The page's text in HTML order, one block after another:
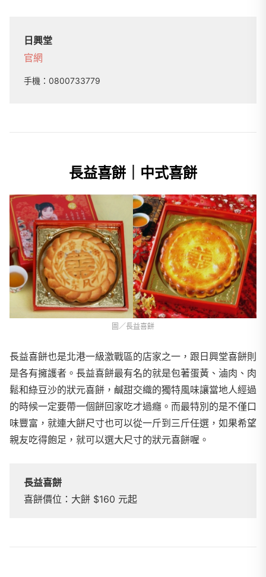
日興堂
官網
手機： 0800733779
長益喜餅｜中式喜餅
圖／長益喜餅
長益喜餅也是北港一級激戰區的店家之一，跟日興堂喜餅則
是各有擁護者。長益喜餅最有名的就是包著蛋黃、滷肉、肉
鬆和綠豆沙的狀元喜餅，鹹甜交織的獨特風味讓當地人經過
的時候一定要帶一個餅回家吃才過癮。而最特別的是不僅口
味豐富，就連大餅尺寸也可以從一斤到三斤任選，如果希望
親友吃得飽足，就可以選大尺寸的狀元喜餅喔。
長益喜餅
喜餅價位：大餅 $160 元起